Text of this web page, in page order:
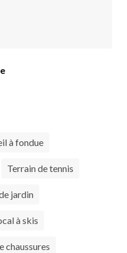
à fondue
Terrain de tennis
jardin
à skis
chaussures